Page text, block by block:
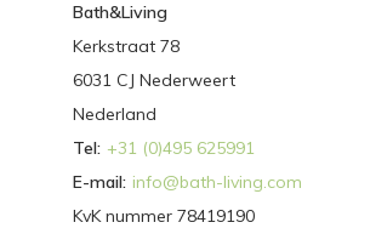
Bath&Living
Kerkstraat 78
6031 CJ Nederweert
Nederland
Tel: +31 (0)495 625991
E-mail: info@bath-living.com
KvK nummer 78419190